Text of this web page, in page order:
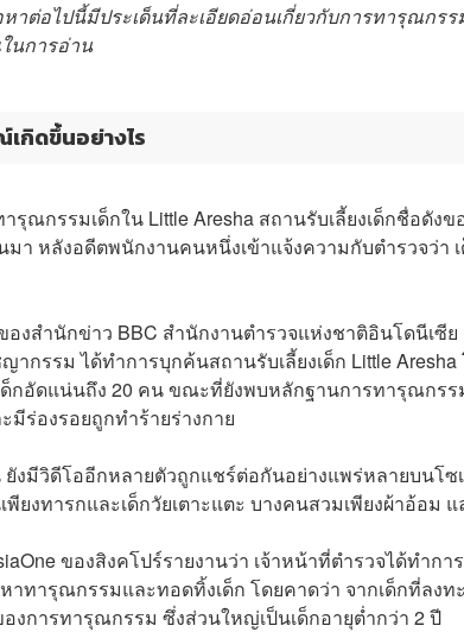
หาต่อไปนี้มีประเด็นที่ละเอียดอ่อนเกี่ยวกับการทารุณกร
นการอ่าน
เกิดขึ้นอย่างไร
รุณกรรมเด็กใน Little Aresha สถานรับเลี้ยงเด็กชื่อดัง
มา หลังอดีตพนักงานคนหนึ่งเข้าแจ้งความกับตำรวจว่า
องสำนักข่าว BBC สำนักงานตำรวจแห่งชาติอินโดนีเซี
ากรรม ได้ทำการบุกค้นสถานรับเลี้ยงเด็ก Little
ด็กอัดแน่นถึง 20 คน ขณะที่ยังพบหลักฐานการทารุณกร
มีร่องรอยถูกทำร้ายร่างกาย
งมีวิดีโออีกหลายตัวถูกแชร์ต่อกันอย่างแพร่หลายบนโซ
พียงทารกและเด็กวัยเตาะแตะ บางคนสวมเพียงผ้าอ้อม
ของสิงคโปร์รายงานว่า เจ้าหน้าที่ตำรวจได้ทำก
าทารุณกรรมและทอดทิ้งเด็ก โดยคาดว่า จากเด็กที่ลง
องการทารุณกรรม ซึ่งส่วนใหญ่เป็นเด็กอายุต่ำกว่า 2 ปี